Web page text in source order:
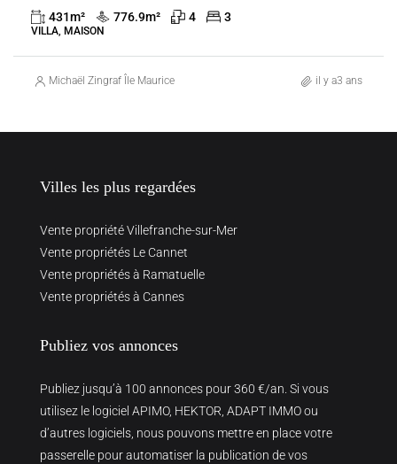
PEREYBÈRE
431m² 776.9m² 4 3
VILLA, MAISON
Michaël Zingraf Île Maurice il y a3 ans
Villes les plus regardées
Vente propriété Villefranche-sur-Mer
Vente propriétés Le Cannet
Vente propriétés à Ramatuelle
Vente propriétés à Cannes
Publiez vos annonces
Publiez jusqu’à 100 annonces pour 360 €/an. Si vous
utilisez le logiciel APIMO, HEKTOR, ADAPT IMMO ou
d’autres logiciels, nous pouvons mettre en place votre
passerelle pour automatiser la publication de vos